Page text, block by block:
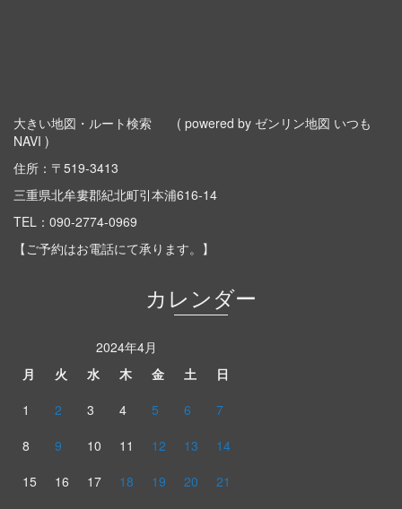
大きい地図・ルート検索
( powered by ゼンリン地図 いつも
NAVI )
住所：〒519-3413
三重県北牟婁郡紀北町引本浦616-14
TEL： 090-2774-0969
【ご予約はお電話にて承ります。】
カレンダー
2024年4月
月
火 水 木 金 土
日
1
2 3 4 5 6
7
8
9 10 11 12 13
14
15
16 17 18 19 20
21